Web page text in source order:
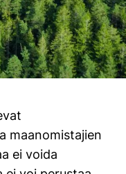
maanomistajien
ei voida